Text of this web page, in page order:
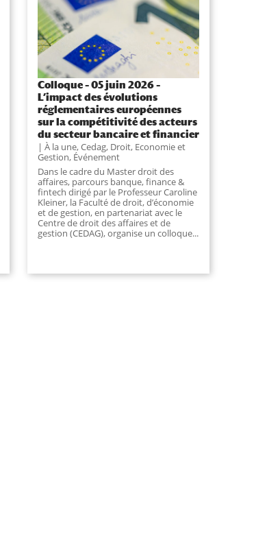
Colloque – 05 juin 2026 –
L’impact des évolutions
réglementaires européennes
sur la compétitivité des acteurs
du secteur bancaire et financier
À la une,Cedag, Droit, Economie et
Gestion, Événement
Dans le cadre du Master droit des
affaires, parcours banque, finance &
fintech dirigé par le Professeur Caroline
Kleiner, la Faculté de droit, d’économie
et de gestion, en partenariat avec le
Centre de droit des affaires et de
gestion (CEDAG), organise un colloque...